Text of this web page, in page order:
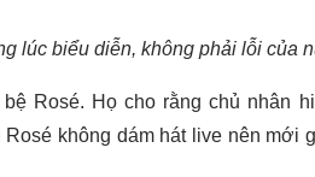
lúc biểu diễn, không phải lỗi của
Rosé. Họ cho rằng chủ nhân
không dám hát live nên mới